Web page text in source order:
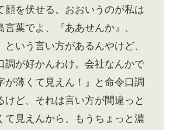
顔を伏せる。おおいうのが私は
葉でよ、『ああせんか』、
という言い方があるんやけど、
調が好かんわけ。会社なんかで
が薄くて見えん！』と命令口調
けど、それは言い方が間違っと
て見えんから、もうちょっと濃